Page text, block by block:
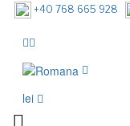
+40 768 665 928
lei